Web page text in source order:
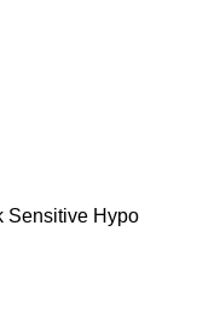
Sensitive Hypo